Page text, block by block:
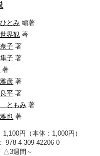
とみ 編著
界観 著
子 著
子 著
著
彦 著
平 著
ともみ 著
也 著
1,100円（本体：1,000円）
978-4-309-42206-0
△3週間～